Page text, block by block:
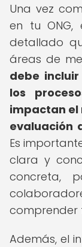
Una vez
en tu ONG,
detallado
áreas de
debe
los
impactan el
evaluación
Es
clara y
concreta,
comprender
Además, el